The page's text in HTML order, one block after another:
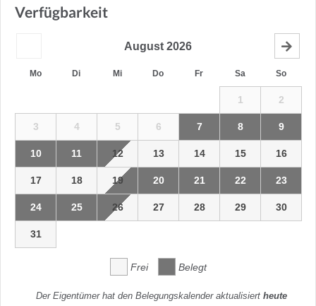
Verfügbarkeit
August 2026
Mo Di Mi Do Fr Sa So
1 2
3 4 5 6 7 8 9
10 11 12 13 14 15 16
17 18 19 20 21 22 23
24 25 26 27 28 29 30
31
Frei Belegt
Der Eigentümer hat den Belegungskalender aktualisiert heute